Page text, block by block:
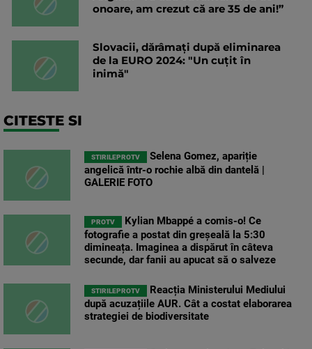
onoare, am crezut că are 35 de ani!”
Slovacii, dărâmați după eliminarea
de la EURO 2024: "Un cuțit în
inimă"
CITESTE SI
STIRILEPROTV
Selena Gomez, apariție
angelică într-o rochie albă din dantelă |
GALERIE FOTO
PROTV
Kylian Mbappé a comis-o! Ce
fotografie a postat din greșeală la 5:30
dimineața. Imaginea a dispărut în câteva
secunde, dar fanii au apucat să o salveze
STIRILEPROTV
Reacția Ministerului Mediului
după acuzațiile AUR. Cât a costat elaborarea
strategiei de biodiversitate